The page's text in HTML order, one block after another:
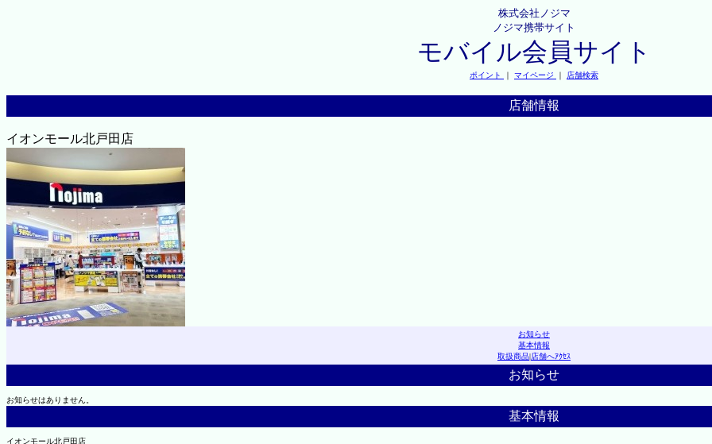
株式会社ノジマ
ノジマ携帯サイト
モバイル会員サイト
ポイント ｜ マイページ ｜ 店舗検索
店舗情報
イオンモール北戸田店
お知らせ
基本情報
取扱商品|店舗へｱｸｾｽ
お知らせ
お知らせはありません。
基本情報
イオンモール北戸田店